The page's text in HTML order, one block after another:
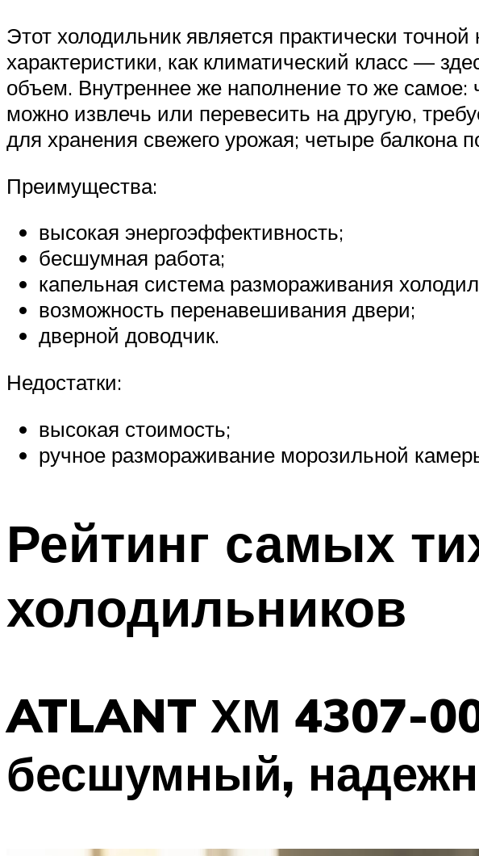
Этот холодильник является практически
характеристики, как климатический класс —
объем. Внутреннее же наполнение то же самое:
можно извлечь или перевесить на другую,
для хранения свежего урожая; четыре балкона
Преимущества:
высокая энергоэффективность;
бесшумная работа;
капельная система размораживания
возможность перенавешивания двери;
дверной доводчик.
Недостатки:
высокая стоимость;
ручное размораживание морозильной
Рейтинг самых
холодильников
ATLANT ХМ 4307-
бесшумный,